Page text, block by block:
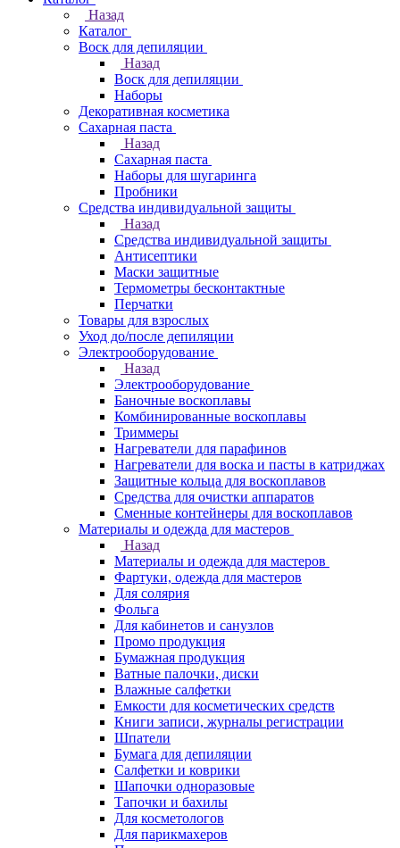
Назад
Каталог
Воск для депиляции
Назад
Воск для депиляции
Наборы
Декоративная косметика
Сахарная паста
Назад
Сахарная паста
Наборы для шугаринга
Пробники
Средства индивидуальной защиты
Назад
Средства индивидуальной защиты
Антисептики
Маски защитные
Термометры бесконтактные
Перчатки
Товары для взрослых
Уход до/после депиляции
Электрооборудование
Назад
Электрооборудование
Баночные воскоплавы
Комбинированные воскоплавы
Триммеры
Нагреватели для парафинов
Нагреватели для воска и пасты в катриджах
Защитные кольца для воскоплавов
Средства для очистки аппаратов
Сменные контейнеры для воскоплавов
Материалы и одежда для мастеров
Назад
Материалы и одежда для мастеров
Фартуки, одежда для мастеров
Для солярия
Фольга
Для кабинетов и санузлов
Промо продукция
Бумажная продукция
Ватные палочки, диски
Влажные салфетки
Емкости для косметических средств
Книги записи, журналы регистрации
Шпатели
Бумага для депиляции
Салфетки и коврики
Шапочки одноразовые
Тапочки и бахилы
Для косметологов
Для парикмахеров